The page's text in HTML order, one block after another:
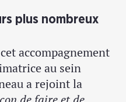
plus nombreux
accompagnement
au sein
a rejoint la